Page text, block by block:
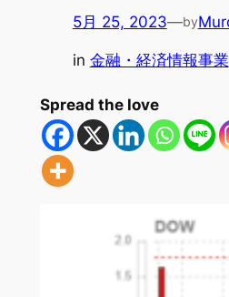
5月 25, 2023—by
in 金融・経済情報事業
Spread the love